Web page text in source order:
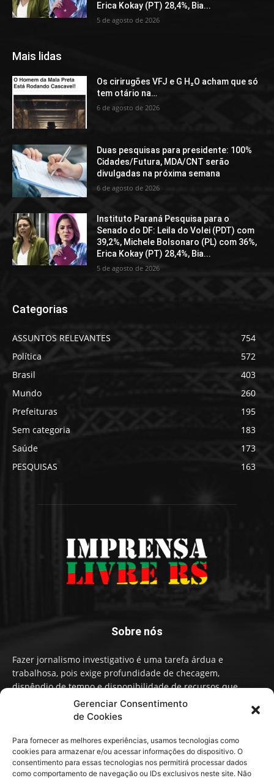
Gerenciar Consentimento
de Cookies
Para fornecer as melhores experiências, usamos tecnologias como
cookies para armazenar e/ou acessar informações do dispositivo. O
consentimento para essas tecnologias nos permitirá processar dados
como comportamento de navegação ou IDs exclusivos neste site. Não
Erica Kokay (PT) 28,4%, Bia...
5 de agosto de 2026
Mais lidas
Os cirirugões VFJ e G H₂O acham que só
tem otário na…
6 de agosto de 2026
Duas pesquisas para presidente: 100%
Cidades/Futura, MDA/CNT serão
divulgadas na próxima semana
6 de agosto de 2026
Instituto Paraná Pesquisa para o
Senado do DF: Leila do Volei (PDT) com
39,2%, Michele Bolsonaro (PL) com 36%,
Erica Kokay (PT) 28,4%, Bia...
5 de agosto de 2026
Categorias
ASSUNTOS RELEVANTES
754
Política
572
Brasil
403
Mundo
260
Prefeituras
195
Sem categoria
183
Saúde
173
PESQUISAS
163
Sobre nós
Fazer jornalismo investigativo é uma tarefa árdua e
trabalhosa, pois exige profundidade de checagem,
dispêndio de tempo e disponibilidade de recursos que
influenciam na qualidade de informação e conteúdo. A
Imprensa Livre RS faz um Jornalismo independente,
Contato:contato@imprensalivrers.com.br